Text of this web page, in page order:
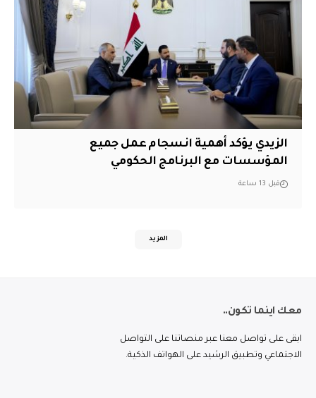
الزيدي يؤكد أهمية انسجام عمل جميع
المؤسسات مع البرنامج الحكومي
قبل 13 ساعة
المزيد
معك اينما تكون..
ابقى على تواصل معنا عبر منصاتنا على التواصل
الاجتماعي وتطبيق الرشيد على الهواتف الذكية.